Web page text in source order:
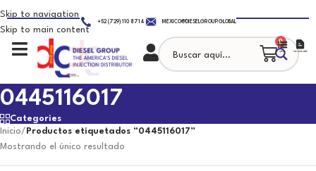
Skip to navigation
Skip to main content
+52 (729) 110 8714 MEXICO@DIESELGROUP.GLOBAL
0
0445116017
Categories
Inicio/ Productos etiquetados “0445116017”
Mostrando el único resultado